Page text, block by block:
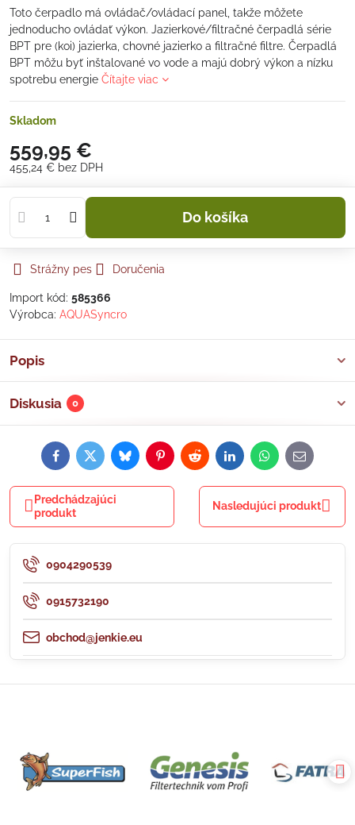
Toto čerpadlo má ovládač/ovládací panel, takže môžete
jednoducho ovládať výkon. Jazierkové/filtračné čerpadlá série
BPT pre (koi) jazierka, chovné jazierko a filtračné filtre. Čerpadlá
BPT môžu byť inštalované vo vode a majú dobrý výkon a nízku
spotrebu energie Čítajte viac
Skladom
559,95 €
455,24 € bez DPH
Do košíka
Strážny pes Doručenia
Import kód: 585366
Výrobca: AQUASyncro
Popis
Diskusia 0
FacebookTwitterBlueskyPinterestRedditLinkedInWhatsApp
E-
mail
Predchádzajúci
produkt
Nasledujúci produkt
0904290539
0915732190
obchod@jenkie.eu